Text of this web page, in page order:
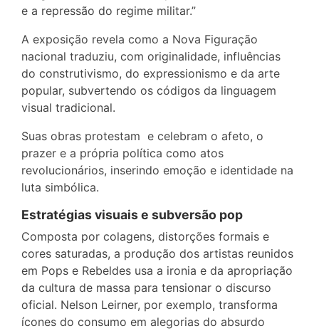
e a repressão do regime militar.”
A exposição revela como a Nova Figuração
nacional traduziu, com originalidade, influências
do construtivismo, do expressionismo e da arte
popular, subvertendo os códigos da linguagem
visual tradicional.
Suas obras protestam e celebram o afeto, o
prazer e a própria política como atos
revolucionários, inserindo emoção e identidade na
luta simbólica.
Estratégias visuais e subversão pop
Composta por colagens, distorções formais e
cores saturadas, a produção dos artistas reunidos
em Pops e Rebeldes usa a ironia e da apropriação
da cultura de massa para tensionar o discurso
oficial. Nelson Leirner, por exemplo, transforma
ícones do consumo em alegorias do absurdo